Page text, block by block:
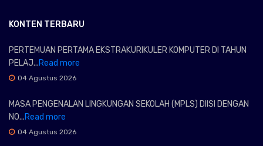
KONTEN TERBARU
PERTEMUAN PERTAMA EKSTRAKURIKULER KOMPUTER DI TAHUN
PELAJ...Read more
04 Agustus 2026
MASA PENGENALAN LINGKUNGAN SEKOLAH (MPLS) DIISI DENGAN
NO...Read more
04 Agustus 2026